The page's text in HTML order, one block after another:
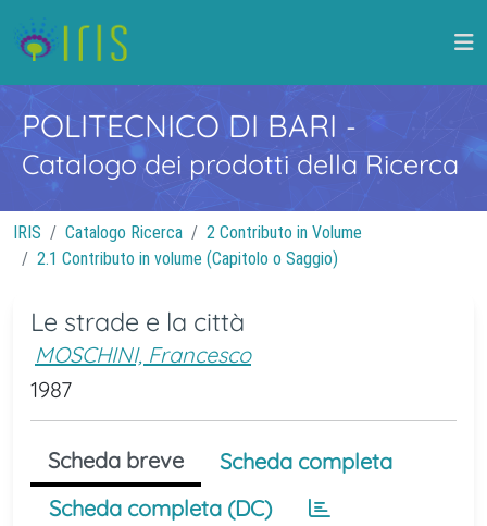
POLITECNICO DI BARI -
Catalogo dei prodotti della Ricerca
IRIS Catalogo Ricerca
2 Contributo in Volume
2.1 Contributo in volume (Capitolo o Saggio)
Le strade e la città
MOSCHINI, Francesco
1987
Scheda breve
Scheda completa
Scheda completa (DC)